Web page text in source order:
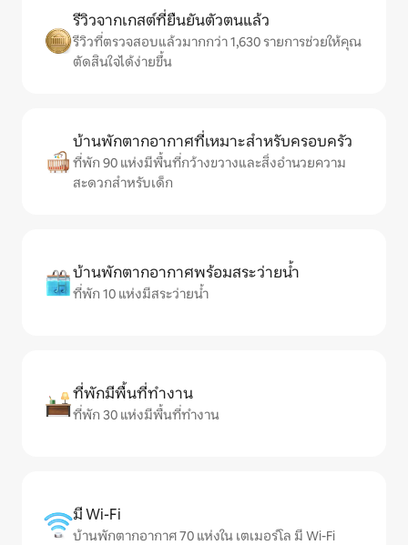
รีวิวจากเกสต์ที่ยืนยันตัวตนแล้ว
รีวิวที่ตรวจสอบแล้วมากกว่า 1,630 รายการช่วยให้คุณ
ตัดสินใจได้ง่ายขึ้น
บ้านพักตากอากาศที่เหมาะสำหรับครอบครัว
ที่พัก 90 แห่งมีพื้นที่กว้างขวางและสิ่งอำนวยความ
สะดวกสำหรับเด็ก
บ้านพักตากอากาศพร้อมสระว่ายน้ำ
ที่พัก 10 แห่งมีสระว่ายน้ำ
ที่พักมีพื้นที่ทำงาน
ที่พัก 30 แห่งมีพื้นที่ทำงาน
มี Wi-Fi
บ้านพักตากอากาศ 70 แห่งใน เตเมอร์โล มี Wi-Fi